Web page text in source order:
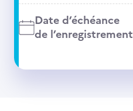
Date d’échéance
de l’enregistrement